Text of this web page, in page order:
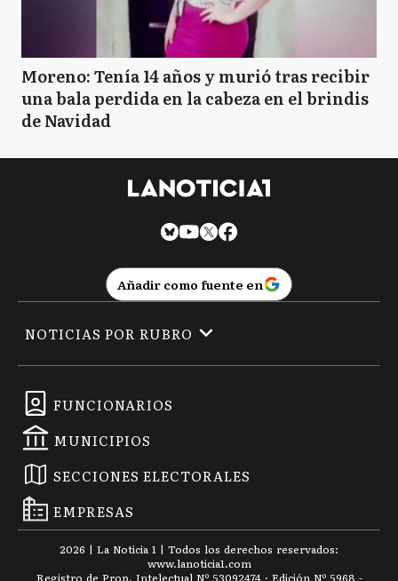
Moreno: Tenía 14 años y murió tras recibir
una bala perdida en la cabeza en el brindis
de Navidad
Añadir como fuente en
FUNCIONARIOS
MUNICIPIOS
SECCIONES ELECTORALES
EMPRESAS
NOTICIAS POR RUBRO
2026 | La Noticia 1 | Todos los derechos reservados:
www.lanoticia1.com
Registro de Prop. Intelectual Nº 53092474 · Edición Nº 5968 -